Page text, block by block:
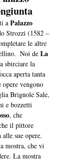
a Palazzo
Strozzi (1582 –
le altre
Noi de La
sbirciare la
aperta tanta
vengono
Brignole Sale,
e bozzetti
, che
il pittore
sue opere.
mostra, che vi
La mostra